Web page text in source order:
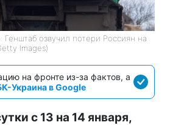
озвучил потери Россиян на
Images)
на фронте из-за фактов, а
Украина в Google
с 13 на 14 января,